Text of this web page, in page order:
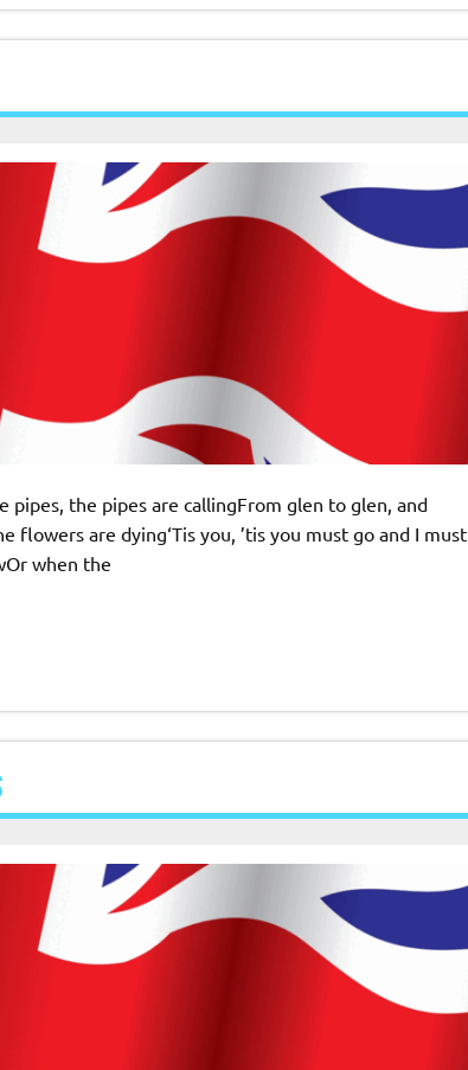
pipes, the pipes are callingFrom glen to glen, and
flowers are dying‘Tis you, ’tis you must go and I must
when the